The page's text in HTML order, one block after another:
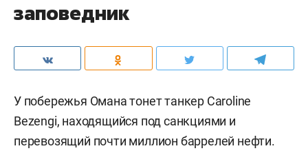
заповедник
У побережья Омана тонет танкер Caroline
Bezengi, находящийся под санкциями и
перевозящий почти миллион баррелей нефти.